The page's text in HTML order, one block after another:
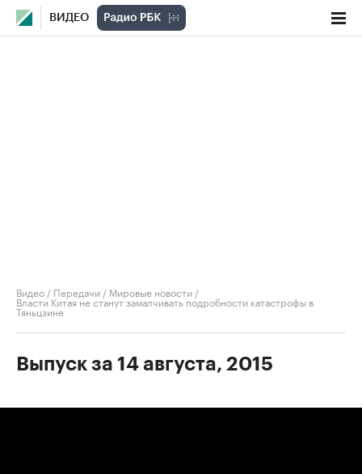
ВИДЕО
Видео / Передачи / Мировые новости /
Власти Китая не станут замалчивать подробности катастрофы в
Тяньцзине
Выпуск за 14 августа, 2015